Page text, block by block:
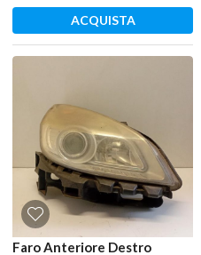
ACQUISTA
Faro Anteriore Destro